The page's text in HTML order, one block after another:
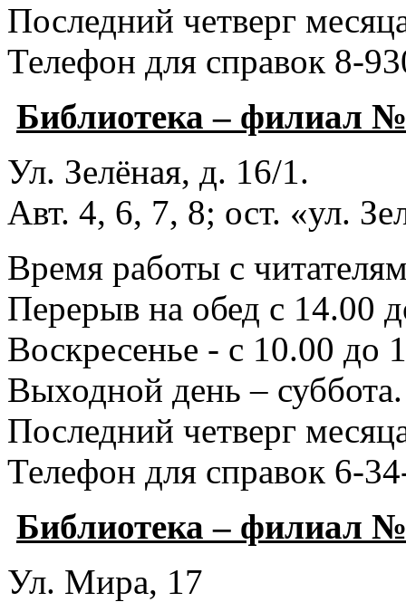
Последний четверг
Телефон для справок 8-
Библиотека – филиал
Ул. Зелёная, д. 16/1.
Авт. 4, 6, 7, 8; ост. «ул.
Время работы с
Перерыв на обед с 14.00
Воскресенье - с 10.00 до
Выходной день – суббота.
Последний четверг
Телефон для справок 6-
Библиотека – филиал
Ул. Мира, 17